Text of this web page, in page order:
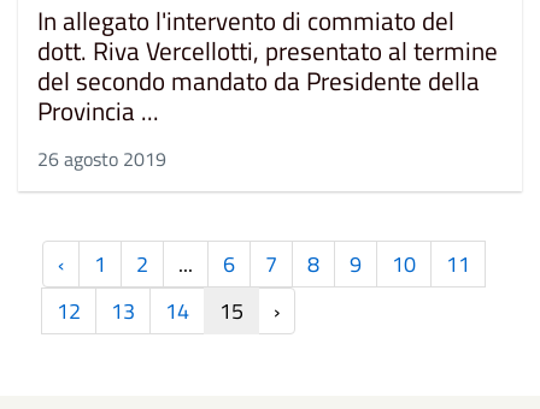
In allegato l'intervento di commiato del
dott. Riva Vercellotti, presentato al termine
del secondo mandato da Presidente della
Provincia ...
26 agosto 2019
‹ 1 2 ... 6 7 8 9 10
11
12
13 14 15 ›